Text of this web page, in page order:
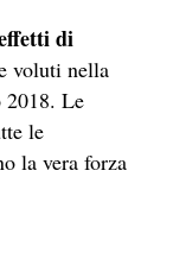
di
voluti nella
2018. Le
le
la vera forza